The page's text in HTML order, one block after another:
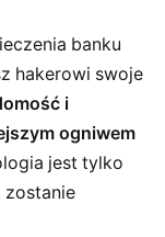
banku
hakerowi swoje
i
ogniwem
jest tylko
zostanie